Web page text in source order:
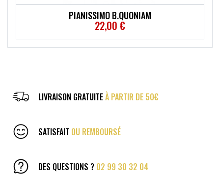
PIANISSIMO B.QUONIAM
22,00 €
LIVRAISON GRATUITEÀ PARTIR DE 50€
SATISFAIT OU REMBOURSÉ
DES QUESTIONS ? 02 99 30 32 04